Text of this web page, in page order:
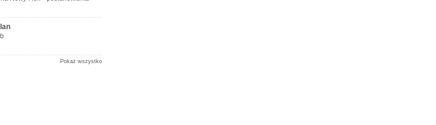
Pokaż wszystko